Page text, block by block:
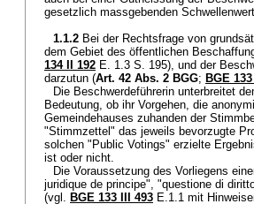
gesetzlich massgebenden
1.1.2 Bei der Rechtsfrage von
dem Gebiet des öffentlichen
134 II 192 E. 1.3 S. 195), und der
darzutun (Art. 42 Abs. 2 BGG; BGE
Die Beschwerdeführerin unterbreitet
Bedeutung, ob ihr Vorgehen, die
Gemeindehauses zuhanden der
"Stimmzettel" das jeweils bevorzugte
solchen "Public Votings" erzielte
ist oder nicht.
Die Voraussetzung des Vorliegens
juridique de principe", "questione di
(vgl. BGE 133 III 493 E.1.1 mit